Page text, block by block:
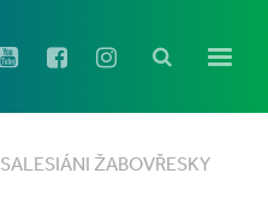
SALESIÁNI ŽABOVŘESKY